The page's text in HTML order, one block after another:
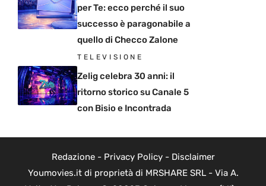
per Te: ecco perché il suo
successo è paragonabile a
quello di Checco Zalone
TELEVISIONE
Zelig celebra 30 anni: il
ritorno storico su Canale 5
con Bisio e Incontrada
Redazione- Privacy Policy- Disclaimer
Youmovies.it di proprietà di MRSHARE SRL - Via A.